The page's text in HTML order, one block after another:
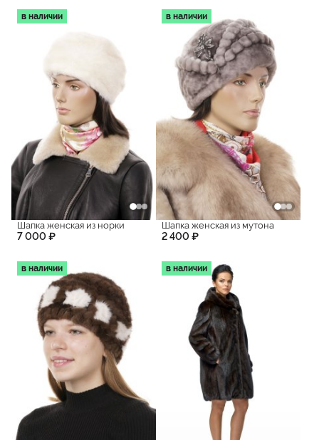
в наличии
Шапка женская из норки
7 000 ₽
в наличии
Шапка женская из мутона
2 400 ₽
в наличии в наличии